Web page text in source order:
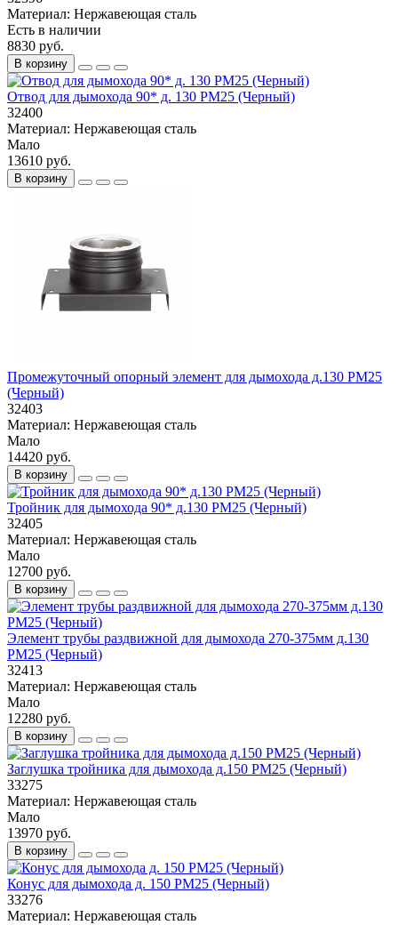
Материал: Нержавеющая сталь
Есть в наличии
8830 руб.
В корзину
Отвод для дымохода 90* д. 130 РМ25 (Черный)
32400
Материал: Нержавеющая сталь
Мало
13610 руб.
В корзину
Промежуточный опорный элемент для дымохода д.130 РМ25
(Черный)
32403
Материал: Нержавеющая сталь
Мало
14420 руб.
В корзину
Тройник для дымохода 90* д.130 РМ25 (Черный)
32405
Материал: Нержавеющая сталь
Мало
12700 руб.
В корзину
Элемент трубы раздвижной для дымохода 270-375мм д.130
РМ25 (Черный)
32413
Материал: Нержавеющая сталь
Мало
12280 руб.
В корзину
Заглушка тройника для дымохода д.150 PM25 (Черный)
33275
Материал: Нержавеющая сталь
Мало
13970 руб.
В корзину
Конус для дымохода д. 150 РМ25 (Черный)
33276
Материал: Нержавеющая сталь